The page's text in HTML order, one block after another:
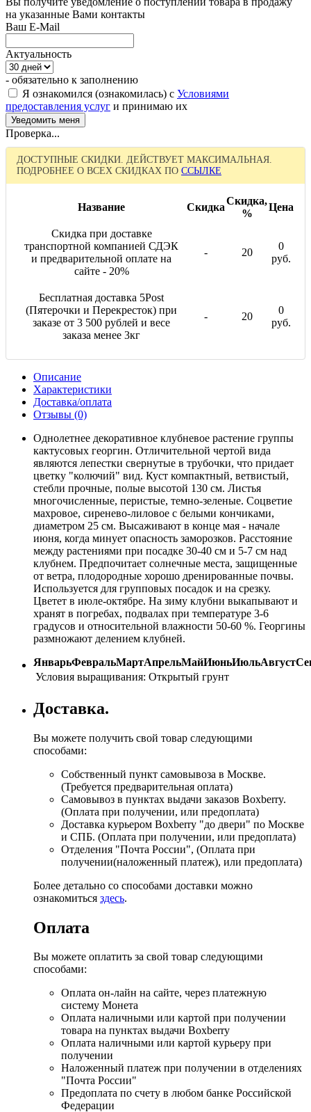
на указанные Вами контакты
Ваш E-Mail
Актуальность
- обязательно к заполнению
Я ознакомился (ознакомилась) с Условиями
предоставления услуг и принимаю их
Проверка...
ДОСТУПНЫЕ СКИДКИ. ДЕЙСТВУЕТ МАКСИМАЛЬНАЯ.
ПОДРОБНЕЕ О ВСЕХ СКИДКАХ ПО ССЫЛКЕ
Название Скидка
Скидка,
%
Цена
Скидка при доставке
транспортной компанией СДЭК
и предварительной оплате на
сайте - 20%
- 20
0
руб.
Бесплатная доставка 5Post
(Пятерочки и Перекресток) при
заказе от 3 500 рублей и весе
заказа менее 3кг
- 20
0
руб.
Описание
Характеристики
Доставка/оплата
Отзывы (0)
Однолетнее декоративное клубневое растение группы
кактусовых георгин. Отличительной чертой вида
являются лепестки свернутые в трубочки, что придает
цветку "колючий" вид. Куст компактный, ветвистый,
стебли прочные, полые высотой 130 см. Листья
многочисленные, перистые, темно-зеленые. Соцветие
махровое, сиренево-лиловое с белыми кончиками,
диаметром 25 см. Высаживают в конце мая - начале
июня, когда минует опасность заморозков. Расстояние
между растениями при посадке 30-40 см и 5-7 см над
клубнем. Предпочитает солнечные места, защищенные
от ветра, плодородные хорошо дренированные почвы.
Используется для групповых посадок и на срезку.
Цветет в июле-октябре. На зиму клубни выкапывают и
хранят в погребах, подвалах при температуре 3-6
градусов и относительной влажности 50-60 %. Георгины
размножают делением клубней.
ЯнварьФевральМартАпрельМайИюньИюльАвгуст
Условия выращивания: Открытый грунт
Доставка.
Вы можете получить свой товар следующими
способами:
Собственный пункт самовывоза в Москве.
(Требуется предварительная оплата)
Самовывоз в пунктах выдачи заказов Boxberry.
(Оплата при получении, или предоплата)
Доставка курьером Boxberry "до двери" по Москве
и СПБ. (Оплата при получении, или предоплата)
Отделения "Почта России", (Оплата при
получении(наложенный платеж), или предоплата)
Более детально со способами доставки можно
ознакомиться здесь.
Оплата
Вы можете оплатить за свой товар следующими
способами:
Оплата он-лайн на сайте, через платежную
систему Монета
Оплата наличными или картой при получении
товара на пунктах выдачи Boxberry
Оплата наличными или картой курьеру при
получении
Наложенный платеж при получении в отделениях
"Почта России"
Предоплата по счету в любом банке Российской
Федерации